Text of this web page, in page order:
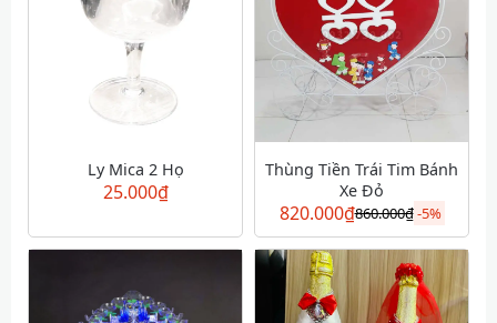
Ly Mica 2 Họ
25.000₫
Thùng Tiền Trái Tim Bánh
Xe Đỏ
820.000₫860.000₫-5%